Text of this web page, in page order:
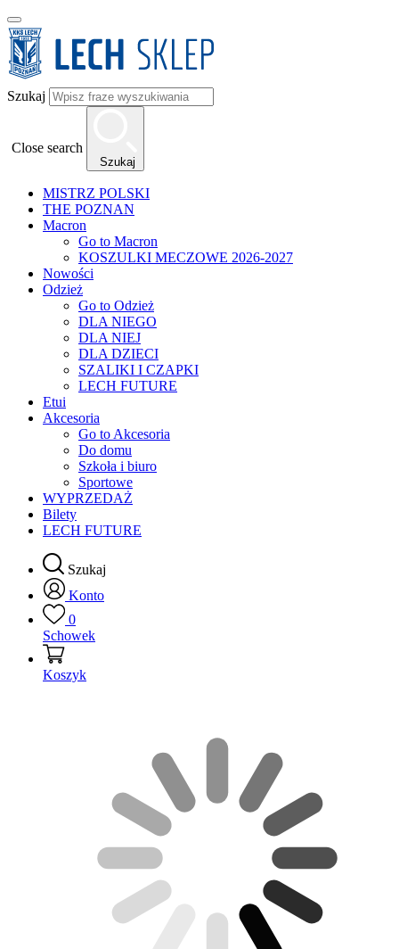
Szukaj
Close search
Szukaj
MISTRZ POLSKI
THE POZNAN
Macron
Go to Macron
KOSZULKI MECZOWE 2026-2027
Nowości
Odzież
Go to Odzież
DLA NIEGO
DLA NIEJ
DLA DZIECI
SZALIKI I CZAPKI
LECH FUTURE
Etui
Akcesoria
Go to Akcesoria
Do domu
Szkoła i biuro
Sportowe
WYPRZEDAŻ
Bilety
LECH FUTURE
Szukaj
Konto
0
Schowek
Koszyk